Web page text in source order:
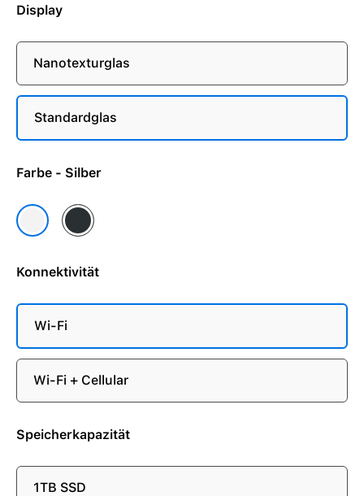
Display
Nanotexturglas
Standardglas
Farbe - Silber
Silber Space Schwarz
Konnektivität
Wi-Fi
Wi-Fi + Cellular
Speicherkapazität
1TB SSD